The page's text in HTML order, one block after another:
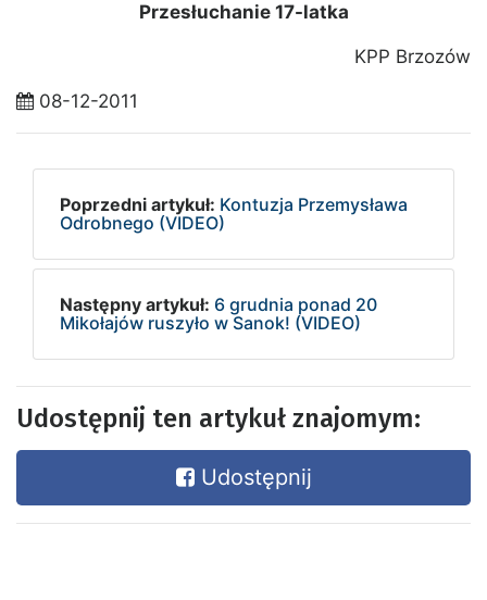
Przesłuchanie 17-latka
KPP Brzozów
08-12-2011
Poprzedni artykuł: Kontuzja Przemysława
Odrobnego (VIDEO)
Następny artykuł: 6 grudnia ponad 20
Mikołajów ruszyło w Sanok! (VIDEO)
Udostępnij ten artykuł znajomym:
Udostępnij